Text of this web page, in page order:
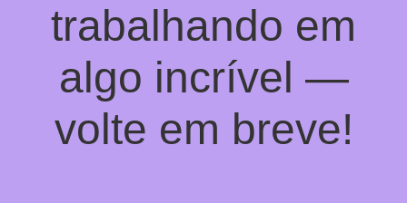
trabalhando em
algo incrível —
volte em breve!